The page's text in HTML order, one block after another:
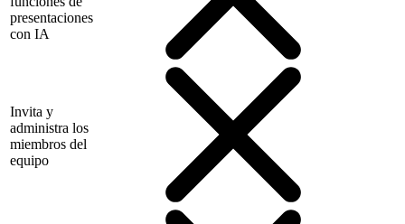
presentaciones
con IA
Invita y
administra los
miembros del
equipo